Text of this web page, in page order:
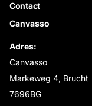
Contact
Canvasso
Adres:
Canvasso
Markeweg 4, Brucht
7696BG